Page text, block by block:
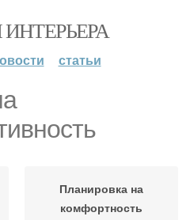
статьи
Планировка на
комфортность